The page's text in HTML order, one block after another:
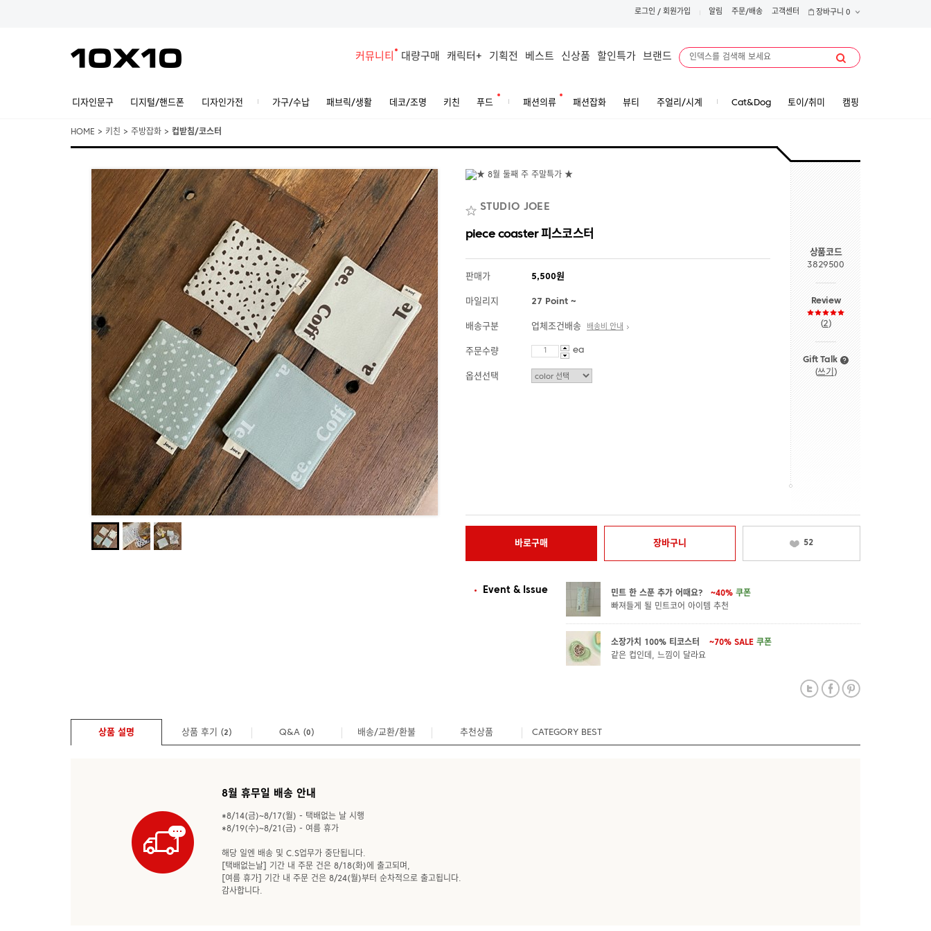
로그인 / 회원가입 알림 주문/배송 고객센터 장바구니 0
커뮤니티 대량구매 캐릭터+ 기획전 베스트 신상품 할인특가 브랜드
디자인문구 디지털/핸드폰 디자인가전 가구/수납 패브릭/생활 데코/조명 키친 푸드 패션의류 패션잡화 뷰티 주얼리/시계 Cat&Dog 토이/취미 캠핑
HOME > 키친 > 주방잡화 > 컵받침/코스터
STUDIO JOEE
piece coaster 피스코스터
판매가 5,500원
마일리지 27 Point ~
배송구분 업체조건배송 배송비 안내
주문수량 ea
옵션선택
상품코드
3829500
Review
(2)
Gift Talk
(쓰기 )
바로구매 장바구니 52
Event & Issue 민트 한 스푼 추가 어때요? ~40% 쿠폰
빠져들게 될 민트코어 아이템 추천
소장가치 100% 티코스터 ~70% SALE 쿠폰
같은 컵인데, 느낌이 달라요
상품 설명 상품 후기 (2) Q&A (0) 배송/교환/환불 추천상품 CATEGORY BEST
8월 휴무일 배송 안내
*8/14(금)~8/17(월) - 택배없는 날 시행
*8/19(수)~8/21(금) - 여름 휴가
해당 일엔 배송 및 C.S업무가 중단됩니다.
[택배없는날] 기간 내 주문 건은 8/18(화)에 출고되며,
[여름 휴가] 기간 내 주문 건은 8/24(월)부터 순차적으로 출고됩니다.
감사합니다.